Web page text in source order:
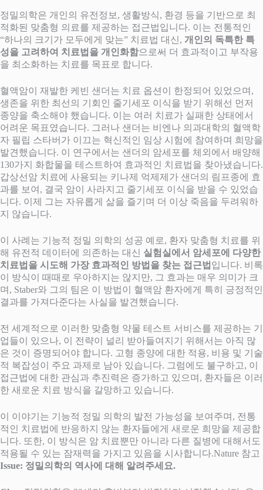
정밀의학은 개인의 유전정보, 생활방식, 환경 등을 기반으로 최
적화된 맞춤형 의료를 제공하는 접근법입니다. 이는 전통적인
“하나의 크기가 모두에게 맞는” 치료법 대신, 개인의 독특한 특
성을 고려하여 치료법을 개인화함으로써 더 효과적이고 부작용
을 최소화하는 치료를 목표로 합니다.
혈액암이 재발한 케빈 샌더는 치료 옵션이 한정되어 있었으며,
생존을 위한 최선의 기회인 줄기세포 이식을 받기 위해선 먼저
종양을 축소해야 했습니다. 이는 여러 치료가 실패한 상태에서
어려운 목표였습니다. 그러나 샌더는 비엔나 의과대학의 혈액학
자 필립 스타버가 이끄는 혁신적인 임상 시험에 참여하며 희망을
발견했습니다. 이 연구에서는 샌더의 암세포를 체외에서 배양해
130가지 화합물을 테스트하여 효과적인 치료법을 찾아냈습니다.
갑상선암 치료에 사용되는 키나제 억제제가 샌더의 림프종에 효
과를 보여, 결국 암이 사라지고 줄기세포 이식을 받을 수 있었습
니다. 이제 그는 자유롭게 삶을 즐기며 더 이상 죽음을 두려워하
지 않습니다.
이 사례는 기능적 정밀 의학의 성공 예로, 환자 맞춤형 치료를 위
해 유전적 데이터에 의존하는 대신 실험실에서 암세포에 다양한
치료법을 시도해 가장 효과적인 방법을 찾는 접근법 입니다. 비록
이 방식이 때때로 우아하지는 않지만, 그 효과는 매우 의미가 크
며, Staber와 그의 팀은 이 방법이 혈액암 환자에게 특히 긍정적인
결과를 가져다준다는 사실을 발견했습니다.
전 세계적으로 이러한 맞춤형 약물 테스트 서비스를 제공하는 기
업들이 있으나, 이 전략이 널리 받아들여지기 위해서는 아직 많
은 것이 증명되어야 합니다. 고형 종양에 대한 적용, 비용 및 기술
적 복잡성이 주요 과제로 남아 있습니다. 그럼에도 불구하고, 이
접근법에 대한 관심과 추진력은 증가하고 있으며, 환자들은 이러
한 새로운 치료 방식을 갈망하고 있습니다.
이 이야기는 기능적 정밀 의학의 발전 가능성을 보여주며, 전통
적인 치료법에 반응하지 않는 환자들에게 새로운 희망을 제공합
니다. 또한, 이 방식은 암 치료뿐만 아니라 다른 질병에 대해서도
적용될 수 있는 잠재력을 가지고 있음을 시사합니다.Nature 참고
Issue: 정밀의학의 역사에 대해 알려주세요.